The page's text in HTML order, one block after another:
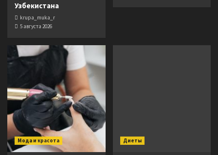
Узбекистана
krupa_muka_r
5 августа 2026
Мода и красота Диеты